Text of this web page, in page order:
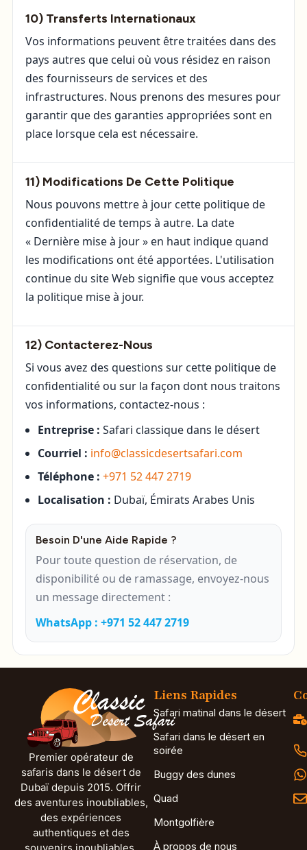
10) Transferts Internationaux
Vos informations peuvent être traitées dans des
pays autres que celui où vous résidez en raison
des fournisseurs de services et des
infrastructures. Nous prenons des mesures pour
garantir que des garanties appropriées sont en
place lorsque cela est nécessaire.
11) Modifications De Cette Politique
Nous pouvons mettre à jour cette politique de
confidentialité de temps à autre. La date
« Dernière mise à jour » en haut indique quand
les modifications ont été apportées. L'utilisation
continue du site Web signifie que vous acceptez
la politique mise à jour.
12) Contacterez-Nous
Si vous avez des questions sur cette politique de
confidentialité ou sur la façon dont nous traitons
vos informations, contactez-nous :
Entreprise : Safari classique dans le désert
Courriel : info@classicdesertsafari.com
Téléphone : +971 52 447 2719
Localisation : Dubaï, Émirats Arabes Unis
Besoin D'une Aide Rapide ?
Pour toute question de réservation, de
disponibilité ou de ramassage, envoyez-nous
un message directement :
WhatsApp : +971 52 447 2719
Premier opérateur de
safaris dans le désert de
Dubaï depuis 2015. Offrir
des aventures inoubliables,
des expériences
authentiques et des
Liens Rapides
Safari matinal dans le désert
Safari dans le désert en
soirée
Buggy des dunes
Quad
Montgolfière
À propos de nous